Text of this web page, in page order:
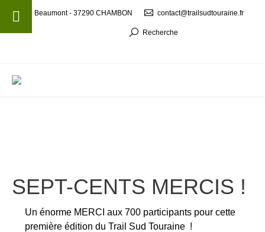
Beaumont - 37290 CHAMBON contact@trailsudtouraine.fr
Recherche
SEPT-CENTS MERCIS !
Un énorme MERCI aux 700 participants pour cette
première édition du Trail Sud Touraine !